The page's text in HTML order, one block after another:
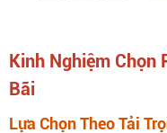
Kinh Nghiệm Chọn
Bãi
Lựa Chọn Theo Tải